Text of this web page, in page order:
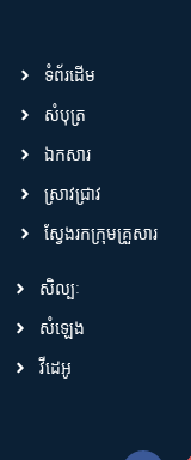
ទំព័រដើម
សំបុត្រ
ឯកសារ
ស្រាវជ្រាវ
ស្វែងរកក្រុមគ្រួសារ
សិល្បៈ
សំឡេង
វីដេអូ